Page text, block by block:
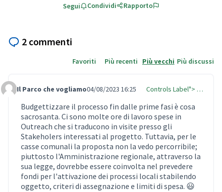
Segui Condividi Rapporto
2 commenti
Favoriti Più recenti Più vecchi Più discussi
Comment Label
Il Parco che vogliamo04/08/2023 16:25 Controls Label"> …
Budgettizzare il processo fin dalle prime fasi è cosa
sacrosanta. Ci sono molte ore di lavoro spese in
Outreach che si traducono in visite presso gli
Stakeholers interessati al progetto. Tuttavia, per le
casse comunali la proposta non la vedo percorribile;
piuttosto l'Amministrazione regionale, attraverso la
sua legge, dovrebbe essere coinvolta nel prevedere
fondi per l'attivazione dei processi locali stabilendo
oggetto, criteri di assegnazione e limiti di spesa. 😃